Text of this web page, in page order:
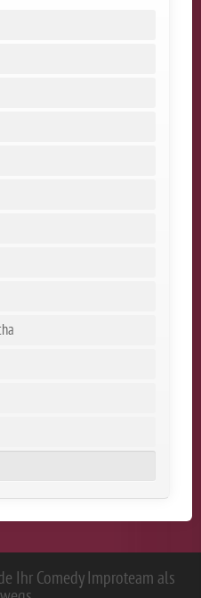
Ihr Comedy Improteam als